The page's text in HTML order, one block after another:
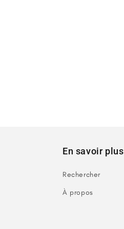
En savoir plus
Rechercher
À propos